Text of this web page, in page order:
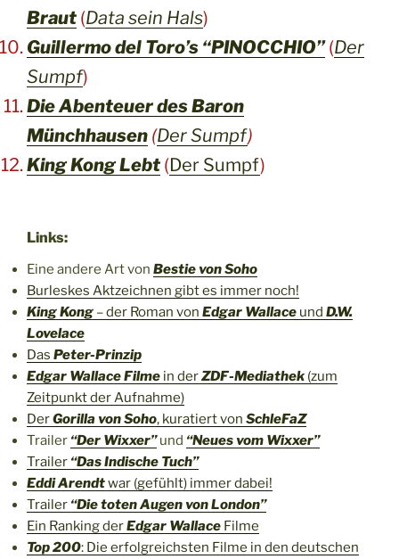
Braut (Data sein Hals)
Guillermo del Toro’s “PINOCCHIO”(Der
Sumpf)
Die Abenteuer des Baron
Münchhausen (Der Sumpf)
King Kong Lebt (Der Sumpf)
Links:
Eine andere Art von Bestie von Soho
Burleskes Aktzeichnen gibt es immer noch!
King Kong – der Roman von Edgar Wallace und D.W.
Lovelace
Das Peter-Prinzip
Edgar Wallace Filme in derZDF-Mediathek (zum
Zeitpunkt der Aufnahme)
DerGorilla von Soho, kuratiert von SchleFaZ
Trailer “Der Wixxer”und “Neues vom Wixxer”
Trailer “Das Indische Tuch”
Eddi Arendtwar (gefühlt) immer dabei!
Trailer “Die toten Augen von London”
Ein Ranking derEdgar Wallace Filme
Top 200: Die erfolgreichsten Filme in den deutschen